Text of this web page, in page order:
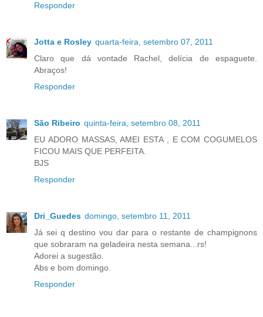
Responder
Jotta e Rosley quarta-feira, setembro 07, 2011
Claro que dá vontade Rachel, delícia de espaguete.
Abraços!
Responder
São Ribeiro quinta-feira, setembro 08, 2011
EU ADORO MASSAS, AMEI ESTA , E COM COGUMELOS
FICOU MAIS QUE PERFEITA.
BJS
Responder
Dri_Guedes domingo, setembro 11, 2011
Já sei q destino vou dar para o restante de champignons
que sobraram na geladeira nesta semana...rs!
Adorei a sugestão.
Abs e bom domingo.
Responder